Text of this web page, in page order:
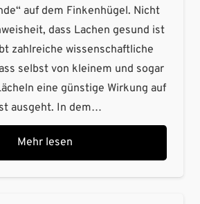
auf dem Finkenhügel. Nicht
dass Lachen gesund ist
zahlreiche wissenschaftliche
selbst von kleinem und sogar
eine günstige Wirkung auf
ausgeht. In dem…
Mehr lesen